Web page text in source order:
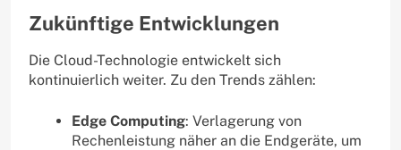
Zukünftige Entwicklungen
Die Cloud-Technologie entwickelt sich
kontinuierlich weiter. Zu den Trends zählen:
Edge Computing: Verlagerung von
Rechenleistung näher an die Endgeräte, um